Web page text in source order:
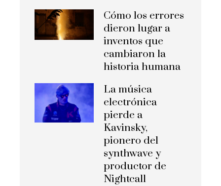
Cómo los errores
dieron lugar a
inventos que
cambiaron la
historia humana
La música
electrónica
pierde a
Kavinsky,
pionero del
synthwave y
productor de
Nightcall